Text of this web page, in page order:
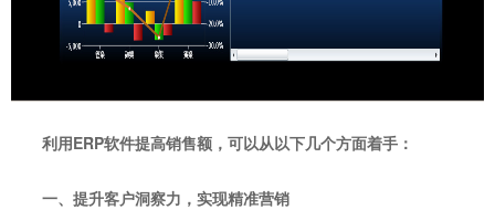
利用ERP软件提高销售额，可以从以下几个方面着手：
一、提升客户洞察力，实现精准营销